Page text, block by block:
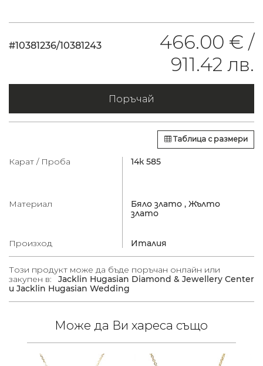
#10381236/10381243
466.00 € /
911.42 лв.
Поръчай
Таблица с размери
Карат / Проба 14к 585
Материал Бяло злато , Жълто
злато
Произход Италия
Този продукт може да бъде поръчан онлайн или
закупен в:
Jacklin Hugasian Diamond & Jewellery Center
и Jacklin Hugasian Wedding
Може да Ви хареса също